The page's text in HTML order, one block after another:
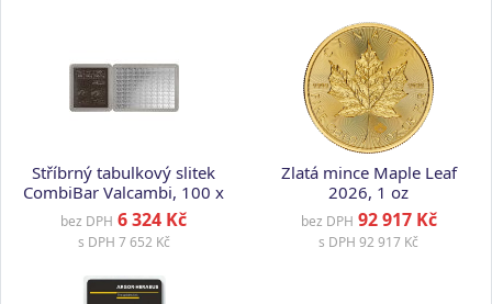
Stříbrný tabulkový slitek
CombiBar Valcambi, 100 x
1 g
bez DPH 6 324 Kč
s DPH 7 652 Kč
Zlatá mince Maple Leaf
2026, 1 oz
bez DPH 92 917 Kč
s DPH 92 917 Kč